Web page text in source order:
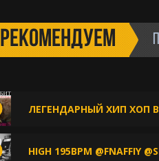
РЕКОМЕНДУЕМ
ЛЕГЕНДАРНЫЙ ХИП ХОП
HIGH 195BPM @FNAFFIY